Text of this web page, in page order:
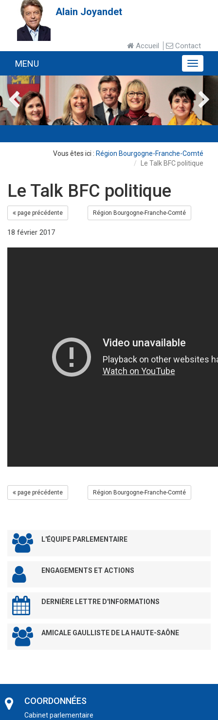
Alain Joyandet
Accueil Contact
MENU
MENU
Région Bourgogne-Franche-Comté
Le Talk BFC politique
Le Talk BFC politique
page précédente Région Bourgogne-Franche-Comté
18 février 2017
page précédente Région Bourgogne-Franche-Comté
L'ÉQUIPE PARLEMENTAIRE
ENGAGEMENTS ET ACTIONS
DERNIÈRE LETTRE D'INFORMATIONS
AMICALE GAULLISTE DE LA HAUTE-SAÔNE
COORDONNÉES
Cabinet parlementaire